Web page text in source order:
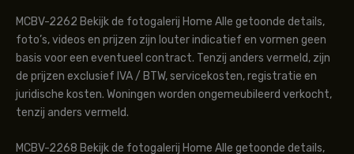
MCBV-2262 Bekijk de fotogalerij Home Alle getoonde details,
foto’s, videos en prijzen zijn louter indicatief en vormen geen
basis voor een eventueel contract. Tenzij anders vermeld, zijn
de prijzen exclusief IVA / BTW, servicekosten, registratie en
juridische kosten. Woningen worden ongemeubileerd verkocht,
tenzij anders vermeld.
MCBV-2268 Bekijk de fotogalerij Home Alle getoonde details,